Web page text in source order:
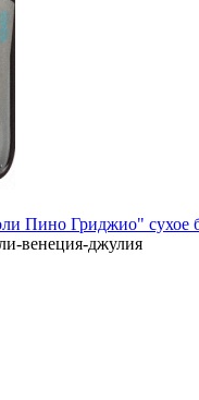
Пино Гриджио" сухое
венеция-джулия